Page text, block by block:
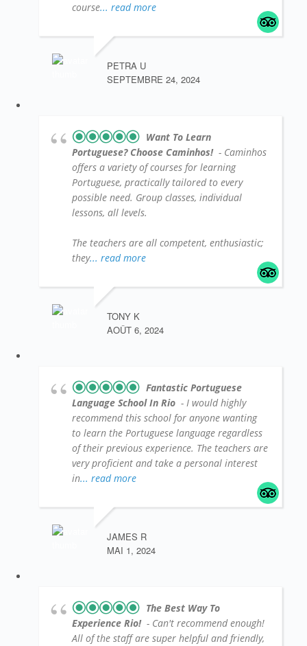
course... read more
PETRA U
SEPTEMBRE 24, 2024
Want To Learn
Portuguese? Choose Caminhos! - Caminhos
offers a variety of courses for learning
Portuguese, practically tailored to every
possible need. Group classes, individual
lessons, all levels.
The teachers are all competent, enthusiastic;
they... read more
TONY K
AOÛT 6, 2024
Fantastic Portuguese
Language School In Rio - I would highly
recommend this school for anyone wanting
to learn the Portuguese language regardless
of their previous experience. The teachers are
very proficient and take a personal interest
in... read more
JAMES R
MAI 1, 2024
The Best Way To
Experience Rio! - Can't recommend enough!
All of the staff are super helpful and friendly,